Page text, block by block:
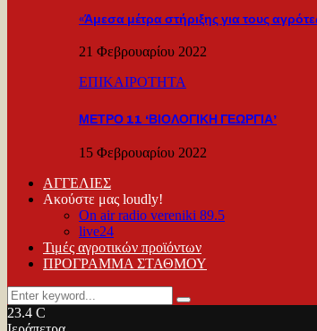
«Άμεσα μέτρα στήριξης για τους
21 Φεβρουαρίου 2022
ΕΠΙΚΑΙΡΟΤΗΤΑ
ΜΕΤΡΟ 11 ‘ΒΙΟΛΟΓΙΚΗ ΓΕΩΡΓΙΑ’
15 Φεβρουαρίου 2022
ΑΓΓΕΛΙΕΣ
Ακούστε μας loudly!
On air radio vereniki 89.5
live24
Τιμές αγροτικών προϊόντων
ΠΡΟΓΡΑΜΜΑ ΣΤΑΘΜΟΥ
Search
for:
Search
23.4 C